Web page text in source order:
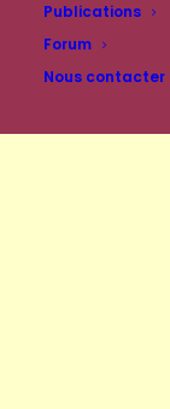
Publications
Forum
Nous contacter